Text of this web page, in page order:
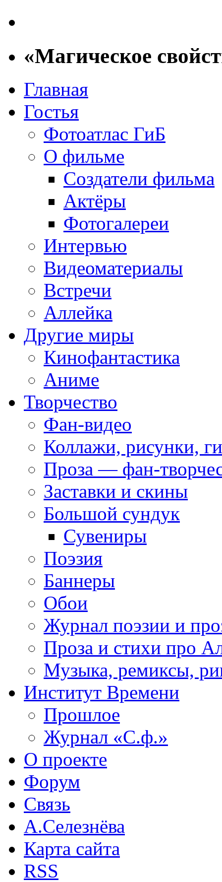
«Магическое
Главная
Гостья
Фотоатлас ГиБ
О фильме
Создатели фильма
Актёры
Фотогалереи
Интервью
Видеоматериалы
Встречи
Аллейка
Другие миры
Кинофантастика
Аниме
Творчество
Фан-видео
Коллажи, рисунки,
Проза — фан-
Заставки и скины
Большой сундук
Сувениры
Поэзия
Баннеры
Обои
Журнал поэзии и
Проза и стихи про
Музыка, ремиксы,
Институт Времени
Прошлое
Журнал «С.ф.»
О проекте
Форум
Связь
А.Селезнёва
Карта сайта
RSS